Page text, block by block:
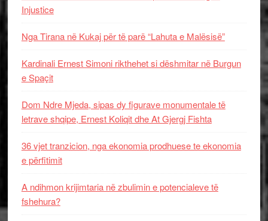
Injustice
Nga Tirana në Kukaj për të parë “Lahuta e Malësisë”
Kardinali Ernest Simoni rikthehet si dëshmitar në Burgun
e Spaçit
Dom Ndre Mjeda, sipas dy figurave monumentale të
letrave shqipe, Ernest Koliqit dhe At Gjergj Fishta
36 vjet tranzicion, nga ekonomia prodhuese te ekonomia
e përfitimit
A ndihmon krijimtaria në zbulimin e potencialeve të
fshehura?